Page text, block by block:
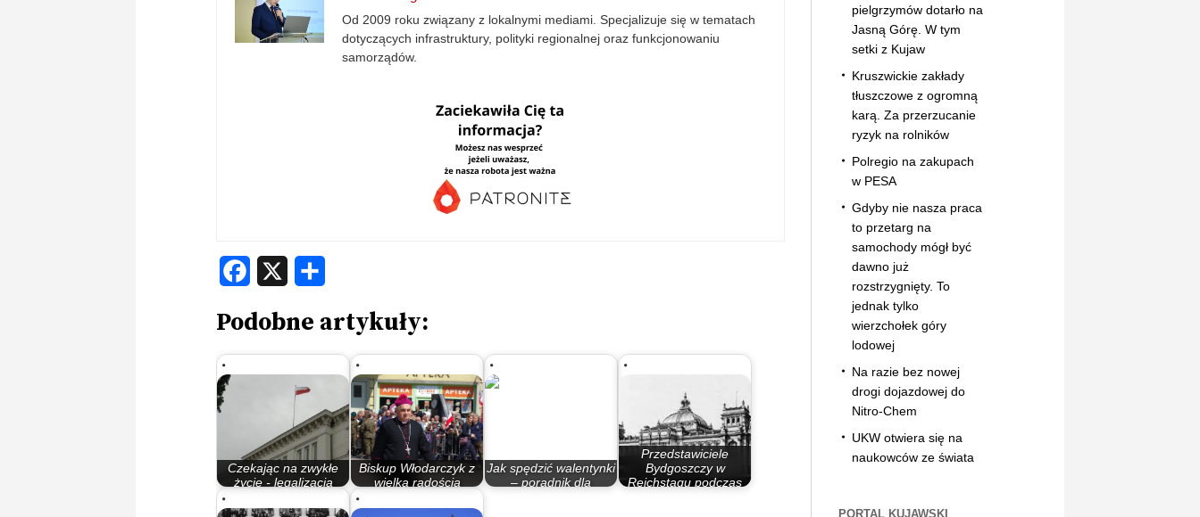
Od 2009 roku związany z lokalnymi mediami. Specjalizuje się w tematach
dotyczących infrastruktury, polityki regionalnej oraz funkcjonowaniu
samorządów.
Facebook
Podobne artykuły:
Czekając na zwykłe
życie - legalizacja
Biskup Włodarczyk z
wielką radością
Jak spędzić walentynki
– poradnik dla
Przedstawiciele
Bydgoszczy w
Reichstagu podczas
pielgrzymów dotarło na
Jasną Górę. W tym
setki z Kujaw
Kruszwickie zakłady
tłuszczowe z ogromną
karą. Za przerzucanie
ryzyk na rolników
Polregio na zakupach
w PESA
Gdyby nie nasza praca
to przetarg na
samochody mógł być
dawno już
rozstrzygnięty. To
jednak tylko
wierzchołek góry
lodowej
Na razie bez nowej
drogi dojazdowej do
Nitro-Chem
UKW otwiera się na
naukowców ze świata
PORTAL KUJAWSKI